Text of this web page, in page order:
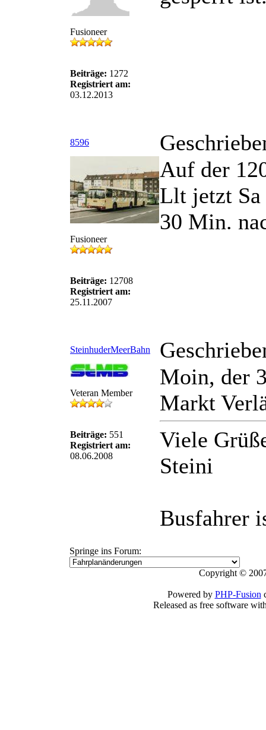
Fusioneer
Beiträge: 1272
Registriert am:
03.12.2013
8596
Fusioneer
Beiträge: 12708
Registriert am:
25.11.2007
Auf der
Llt jetzt
30 Min.
SteinhuderMeerBahn
Veteran Member
Beiträge: 551
Registriert am:
08.06.2008
Moin, der
Markt
Viele
Steini
Busfahrer
Springe ins Forum:
Copyright ©
Powered by PHP-Fusion
Released as free software